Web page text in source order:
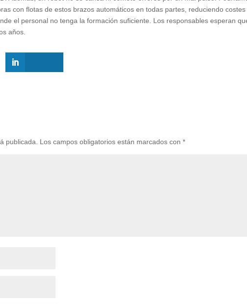
con flotas de estos brazos automáticos en todas partes, reduciendo costes
el personal no tenga la formación suficiente. Los responsables esperan
años.
publicada. Los campos obligatorios están marcados con*